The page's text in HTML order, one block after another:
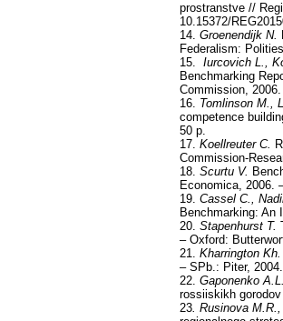
prostranstve //
10.15372/
14. Groenendijk N.
Federalism:
15. Iurcovich L.,
Benchmarking
Commission,
16. Tomlinson M.,
competence
50 p.
17. Koellreuter С.
Commission-
18. Scurtu V.
Economica, 2006.
19. Cassel C.,
Benchmarking: An
20. Stapenhurst T.
– Oxford:
21. Kharrington
– SPb.: Piter,
22. Gaponenko
rossiiskikh
23. Rusinova